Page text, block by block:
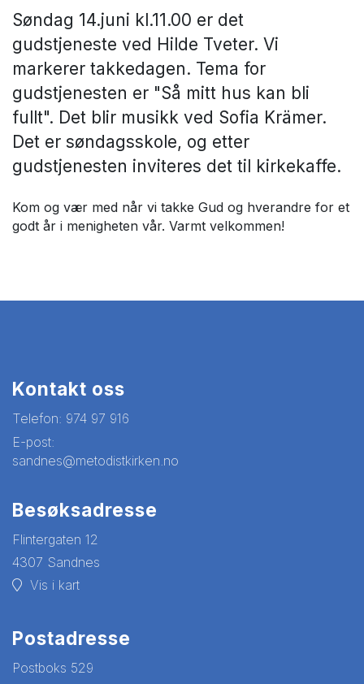
Søndag 14.juni kl.11.00 er det
gudstjeneste ved Hilde Tveter. Vi
markerer takkedagen. Tema for
gudstjenesten er "Så mitt hus kan bli
fullt". Det blir musikk ved Sofia Krämer.
Det er søndagsskole, og etter
gudstjenesten inviteres det til kirkekaffe.
Kom og vær med når vi takke Gud og hverandre for et
godt år i menigheten vår. Varmt velkommen!
Kontakt oss
Telefon: 974 97 916
E-post:
sandnes@metodistkirken.no
Besøksadresse
Flintergaten 12
4307 Sandnes
Vis i kart
Postadresse
Postboks 529